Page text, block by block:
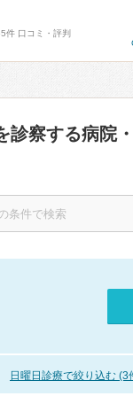
件 口コミ・評判
診察する病院
日曜日診療で絞り込む (3